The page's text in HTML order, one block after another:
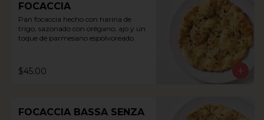
FOCACCIA
Pan focaccia hecho con harina de
trigo, sazonado con orégano, ajo y un
toque de parmesano espolvoreado.
$45.00
FOCACCIA BASSA SENZA